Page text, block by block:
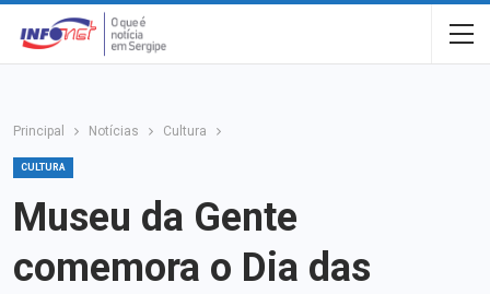
Principal Notícias Cultura
CULTURA
Museu da Gente
comemora o Dia das